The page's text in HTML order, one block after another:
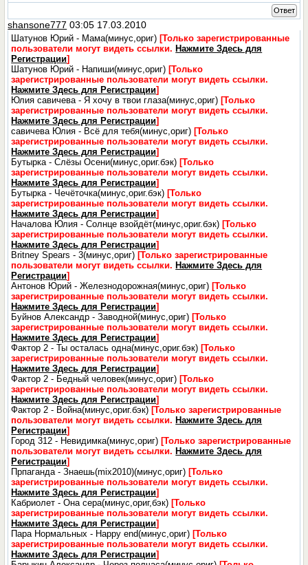
Ответ
shansone777 03:05 17.03.2010
Шатунов Юрий - Мама(минус,ориг) [Только зарегистрированные
пользователи могут видеть ссылки. Нажмите Здесь для
Регистрации]
Шатунов Юрий - Напиши(минус,ориг) [Только
зарегистрированные пользователи могут видеть ссылки.
Нажмите Здесь для Регистрации]
Юлия савичева - Я хочу в твои глаза(минус,ориг) [Только
зарегистрированные пользователи могут видеть ссылки.
Нажмите Здесь для Регистрации]
савичева Юлия - Всё для тебя(минус,ориг) [Только
зарегистрированные пользователи могут видеть ссылки.
Нажмите Здесь для Регистрации]
Бутырка - Слёзы Осени(минус,ориг.бэк) [Только
зарегистрированные пользователи могут видеть ссылки.
Нажмите Здесь для Регистрации]
Бутырка - Чечёточка(минус,ориг.бэк) [Только
зарегистрированные пользователи могут видеть ссылки.
Нажмите Здесь для Регистрации]
Началова Юлия - Солнце взойдёт(минус,ориг.бэк) [Только
зарегистрированные пользователи могут видеть ссылки.
Нажмите Здесь для Регистрации]
Britney Spears - 3(минус,ориг) [Только зарегистрированные
пользователи могут видеть ссылки. Нажмите Здесь для
Регистрации]
Антонов Юрий - Железнодорожная(минус,ориг) [Только
зарегистрированные пользователи могут видеть ссылки.
Нажмите Здесь для Регистрации]
Буйнов Александр - Заводной(минус,ориг) [Только
зарегистрированные пользователи могут видеть ссылки.
Нажмите Здесь для Регистрации]
Фактор 2 - Ты осталась одна(минус,ориг.бэк) [Только
зарегистрированные пользователи могут видеть ссылки.
Нажмите Здесь для Регистрации]
Фактор 2 - Бедный человек(минус,ориг) [Только
зарегистрированные пользователи могут видеть ссылки.
Нажмите Здесь для Регистрации]
Фактор 2 - Война(минус,ориг.бэк) [Только зарегистрированные
пользователи могут видеть ссылки. Нажмите Здесь для
Регистрации]
Город 312 - Невидимка(минус,ориг) [Только зарегистрированные
пользователи могут видеть ссылки. Нажмите Здесь для
Регистрации]
Прпаганда - Знаешь(mix2010)(минус,ориг) [Только
зарегистрированные пользователи могут видеть ссылки.
Нажмите Здесь для Регистрации]
Кабриолет - Она сера(минус,ориг,бэк) [Только
зарегистрированные пользователи могут видеть ссылки.
Нажмите Здесь для Регистрации]
Пара Нормальных - Happy end(минус,ориг) [Только
зарегистрированные пользователи могут видеть ссылки.
Нажмите Здесь для Регистрации]